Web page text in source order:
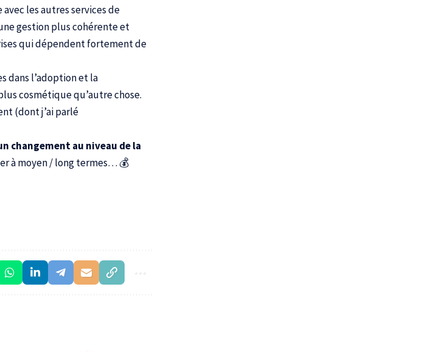
les autres services de
gestion plus cohérente et
qui dépendent fortement de
dans l’adoption et la
cosmétique qu’autre chose.
(dont j’ai parlé
changement au niveau de la
à moyen / long termes… 💰